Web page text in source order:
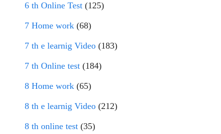
6 th Online Test (125)
7 Home work (68)
7 th e learnig Video (183)
7 th Online test (184)
8 Home work (65)
8 th e learnig Video (212)
8 th online test (35)